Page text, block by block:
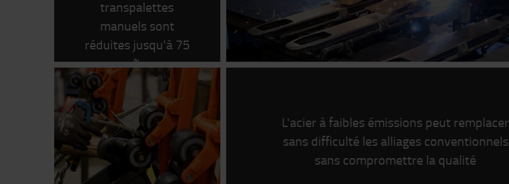
transpalettes
manuels sont
réduites jusqu'à 75
%
L'acier à faibles émissions peut remplacer
sans difficulté les alliages conventionnels
sans compromettre la qualité